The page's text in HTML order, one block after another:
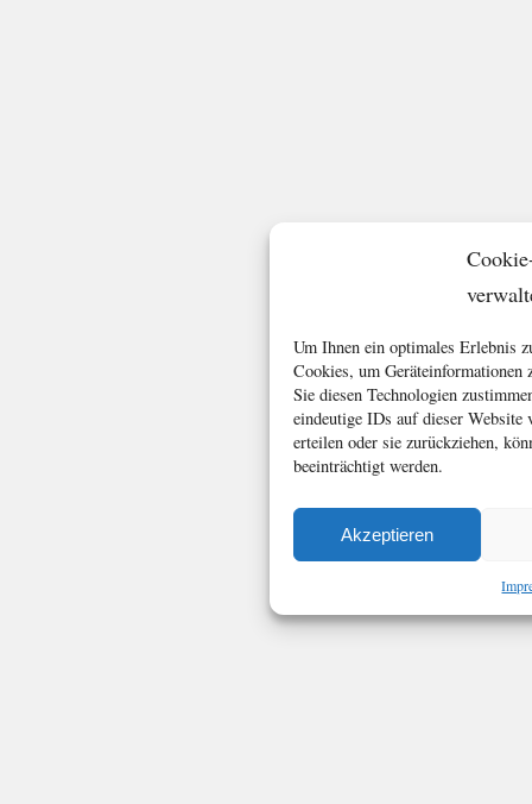
Um Ihnen ein optimales Erlebnis
Cookies, um Geräteinformationen
Sie diesen Technologien
eindeutige IDs auf dieser
erteilen oder sie zurückziehen,
beeinträchtigt werden.
Akzeptieren